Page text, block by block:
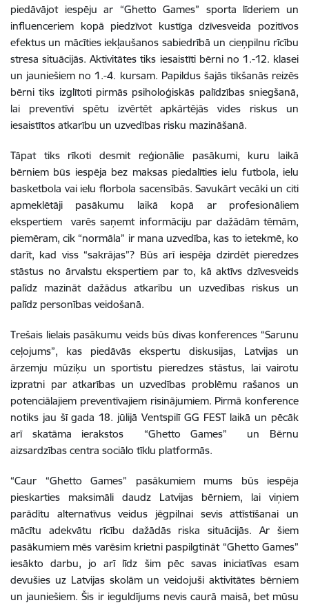
piedāvājot iespēju ar “Ghetto Games” sporta līderiem un
influenceriem kopā piedzīvot kustīga dzīvesveida pozitīvos
efektus un mācīties iekļaušanos sabiedrībā un cieņpilnu rīcību
stresa situācijās. Aktivitātes tiks iesaistīti bērni no 1.-12. klasei
un jauniešiem no 1.-4. kursam. Papildus šajās tikšanās reizēs
bērni tiks izglītoti pirmās psiholoģiskās palīdzības sniegšanā,
lai preventīvi spētu izvērtēt apkārtējās vides riskus un
iesaistītos atkarību un uzvedības risku mazināšanā.
Tāpat tiks rīkoti desmit reģionālie pasākumi, kuru laikā
bērniem būs iespēja bez maksas piedalīties ielu futbola, ielu
basketbola vai ielu florbola sacensībās. Savukārt vecāki un citi
apmeklētāji pasākumu laikā kopā ar profesionāliem
ekspertiem varēs saņemt informāciju par dažādām tēmām,
piemēram, cik “normāla” ir mana uzvedība, kas to ietekmē, ko
darīt, kad viss “sakrājas”? Būs arī iespēja dzirdēt pieredzes
stāstus no ārvalstu ekspertiem par to, kā aktīvs dzīvesveids
palīdz mazināt dažādus atkarību un uzvedības riskus un
palīdz personības veidošanā.
Trešais lielais pasākumu veids būs divas konferences “Sarunu
ceļojums”, kas piedāvās ekspertu diskusijas, Latvijas un
ārzemju mūziķu un sportistu pieredzes stāstus, lai vairotu
izpratni par atkarības un uzvedības problēmu rašanos un
potenciālajiem preventīvajiem risinājumiem. Pirmā konference
notiks jau šī gada 18. jūlijā Ventspilī GG FEST laikā un pēcāk
arī skatāma ierakstos “Ghetto Games” un Bērnu
aizsardzības centra sociālo tīklu platformās.
“Caur “Ghetto Games” pasākumiem mums būs iespēja
pieskarties maksimāli daudz Latvijas bērniem, lai viņiem
parādītu alternatīvus veidus jēgpilnai sevis attīstīšanai un
mācītu adekvātu rīcību dažādās riska situācijās. Ar šiem
pasākumiem mēs varēsim krietni paspilgtināt “Ghetto Games”
iesākto darbu, jo arī līdz šim pēc savas iniciatīvas esam
devušies uz Latvijas skolām un veidojuši aktivitātes bērniem
un jauniešiem. Šis ir ieguldījums nevis caurā maisā, bet mūsu